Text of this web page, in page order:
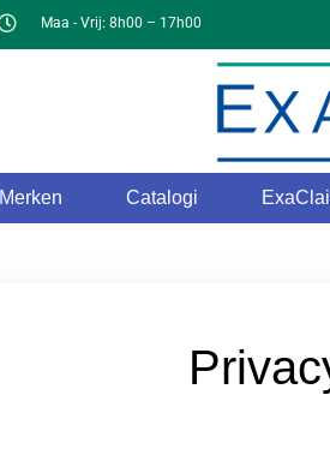
Maa - Vrij: 8h00 – 17h00
Merken Catalogi